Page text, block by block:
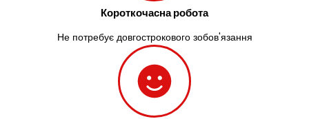
Короткочасна робота
Не потребує довгострокового зобов'язання